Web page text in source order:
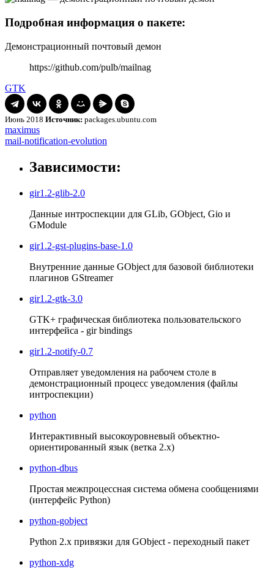
Подробная информация о пакете:
Демонстрационный почтовый демон
https://github.com/pulb/mailnag
GTK
Июнь 2018 Источник: packages.ubuntu.com
Навигация
по
записям
maximus
maximus
mail-
evolution
mail-notification-evolution
Зависимости:
gir1.2-glib-2.0
Данные интроспекции для GLib, GObject, Gio и
GModule
gir1.2-gst-plugins-base-1.0
Внутренние данные GObject для базовой библиотеки
плагинов GStreamer
gir1.2-gtk-3.0
GTK+ графическая библиотека пользовательского
интерфейса - gir bindings
gir1.2-notify-0.7
Отправляет уведомления на рабочем столе в
демонстрационный процесс уведомления (файлы
интроспекции)
python
Интерактивный высокоуровневый объектно-
ориентированный язык (ветка 2.x)
python-dbus
Простая межпроцессная система обмена сообщениями
(интерфейс Python)
python-gobject
Python 2.x привязки для GObject - переходный пакет
python-xdg